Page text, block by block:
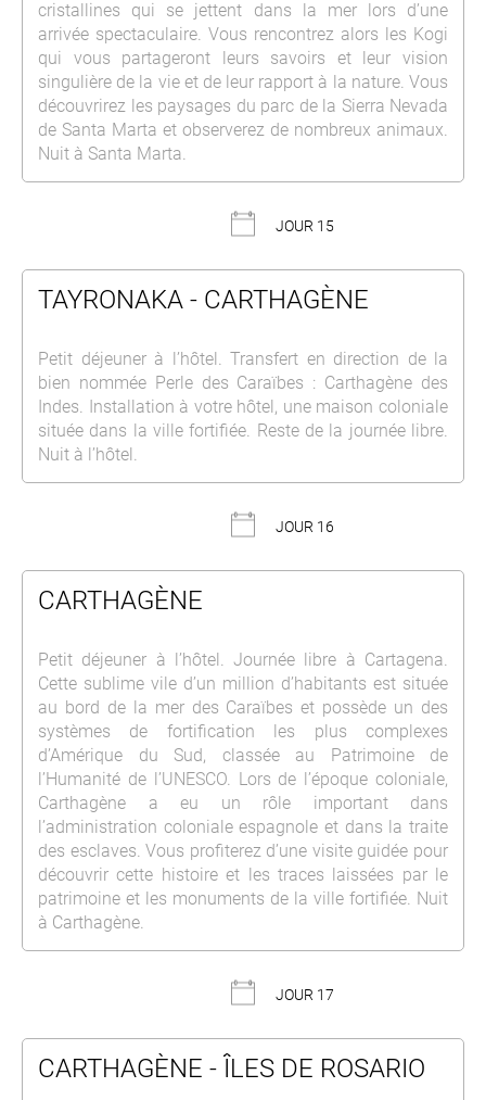
cristallines qui se jettent dans la mer lors d’une
arrivée spectaculaire. Vous rencontrez alors les Kogi
qui vous partageront leurs savoirs et leur vision
singulière de la vie et de leur rapport à la nature. Vous
découvrirez les paysages du parc de la Sierra Nevada
de Santa Marta et observerez de nombreux animaux.
Nuit à Santa Marta.
JOUR 15
TAYRONAKA - CARTHAGÈNE
Petit déjeuner à l’hôtel. Transfert en direction de la
bien nommée Perle des Caraïbes : Carthagène des
Indes. Installation à votre hôtel, une maison coloniale
située dans la ville fortifiée. Reste de la journée libre.
Nuit à l’hôtel.
JOUR 16
CARTHAGÈNE
Petit déjeuner à l’hôtel. Journée libre à Cartagena.
Cette sublime vile d’un million d’habitants est située
au bord de la mer des Caraïbes et possède un des
systèmes de fortification les plus complexes
d’Amérique du Sud, classée au Patrimoine de
l’Humanité de l’UNESCO. Lors de l’époque coloniale,
Carthagène a eu un rôle important dans
l’administration coloniale espagnole et dans la traite
des esclaves. Vous profiterez d’une visite guidée pour
découvrir cette histoire et les traces laissées par le
patrimoine et les monuments de la ville fortifiée. Nuit
à Carthagène.
JOUR 17
CARTHAGÈNE - ÎLES DE ROSARIO